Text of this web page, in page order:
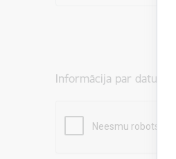
Informācija par datu